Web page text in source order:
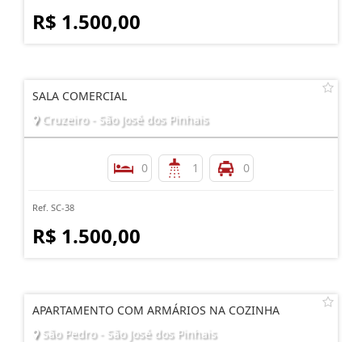
R$ 1.500,00
SALA COMERCIAL
Cruzeiro - São José dos Pinhais
0 1 0
Ref. SC-38
R$ 1.500,00
APARTAMENTO COM ARMÁRIOS NA COZINHA
São Pedro - São José dos Pinhais